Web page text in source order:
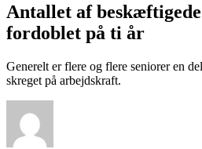
Antallet af
fordoblet på ti år
Generelt er flere og flere seniorer en
skreget på arbejdskraft.